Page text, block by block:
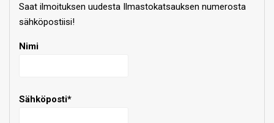
Saat ilmoituksen uudesta Ilmastokatsauksen numerosta
sähköpostiisi!
Nimi
Sähköposti*